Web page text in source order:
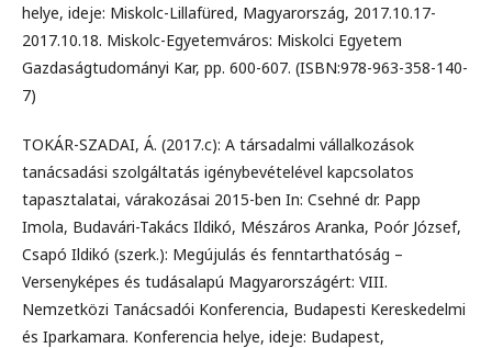
helye, ideje: Miskolc-Lillafüred, Magyarország, 2017.10.17-
2017.10.18. Miskolc-Egyetemváros: Miskolci Egyetem
Gazdaságtudományi Kar, pp. 600-607. (ISBN:978-963-358-140-
7)
TOKÁR-SZADAI, Á. (2017.c): A társadalmi vállalkozások
tanácsadási szolgáltatás igénybevételével kapcsolatos
tapasztalatai, várakozásai 2015-ben In: Csehné dr. Papp
Imola, Budavári-Takács Ildikó, Mészáros Aranka, Poór József,
Csapó Ildikó (szerk.): Megújulás és fenntarthatóság –
Versenyképes és tudásalapú Magyarországért: VIII.
Nemzetközi Tanácsadói Konferencia, Budapesti Kereskedelmi
és Iparkamara. Konferencia helye, ideje: Budapest,